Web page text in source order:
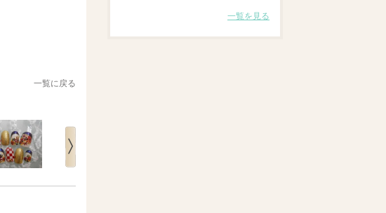
一覧に戻る
一覧を見る